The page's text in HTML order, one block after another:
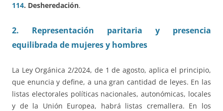
114. Desheredación.
2. Representación paritaria
y presencia
equilibrada de mujeres y hombres
La Ley Orgánica 2/2024, de 1 de agosto, aplica el principio,
que enuncia y define, a una gran cantidad de leyes. En las
listas electorales políticas nacionales, autonómicas, locales
y de la Unión Europea, habrá listas cremallera. En los